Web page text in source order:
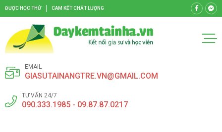
ĐƯỢC HỌC THỬ CAM KẾT CHẤT LƯỢNG
EMAIL
GIASUTAINANGTRE.VN@GMAIL.COM
TƯ VẤN 24/7
090.333.1985 - 09.87.87.0217